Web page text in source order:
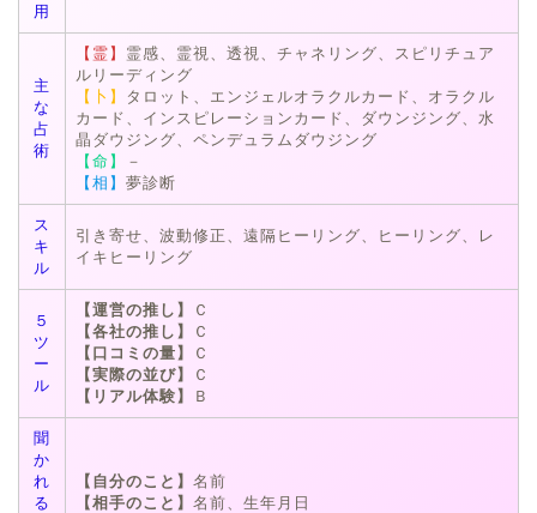
用
主
な
占
術
【霊】 霊感、霊視、透視、チャネリング、スピリチュア
ルリーディング
【卜】
タロット、エンジェルオラクルカード、オラクル
カード、インスピレーションカード、ダウンジング、水
晶ダウジング、ペンデュラムダウジング
【命】
－
【相】 夢診断
ス
キ
ル
引き寄せ、波動修正、遠隔ヒーリング、ヒーリング、レ
イキヒーリング
５
ツ
ー
ル
【運営の推し】
Ｃ
【各社の推し】
Ｃ
【口コミの量】
Ｃ
【実際の並び】
Ｃ
【リアル体験】
Ｂ
聞
か
れ
る
【自分のこと】 名前
【相手のこと】 名前、生年月日